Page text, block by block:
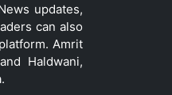
updates,
can also
Amrit
Haldwani,